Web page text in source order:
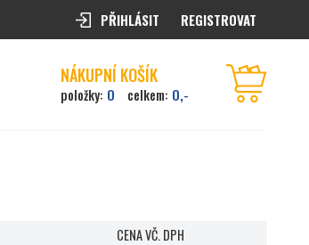
CENA VČ. DPH
PŘIHLÁSIT REGISTROVAT
NÁKUPNÍ KOŠÍK
položky: 0 celkem: 0,-